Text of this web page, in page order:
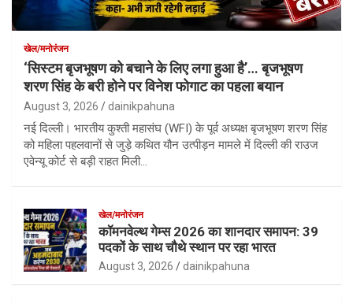
खेल/मनोरंजन
‘सिस्टम बृजभूषण को बचाने के लिए लगा हुआ है’… बृजभूषण
शरण सिंह के बरी होने पर विनेश फोगाट का पहला बयान
August 3, 2026 dainikpahuna
नई दिल्ली। भारतीय कुश्ती महासंघ (WFI) के पूर्व अध्यक्ष बृजभूषण शरण सिंह
को महिला पहलवानों से जुड़े कथित यौन उत्पीड़न मामले में दिल्ली की राउज
एवेन्यू कोर्ट से बड़ी राहत मिली…
खेल/मनोरंजन
कॉमनवेल्थ गेम्स 2026 का शानदार समापन: 39
पदकों के साथ चौथे स्थान पर रहा भारत
August 3, 2026 dainikpahuna